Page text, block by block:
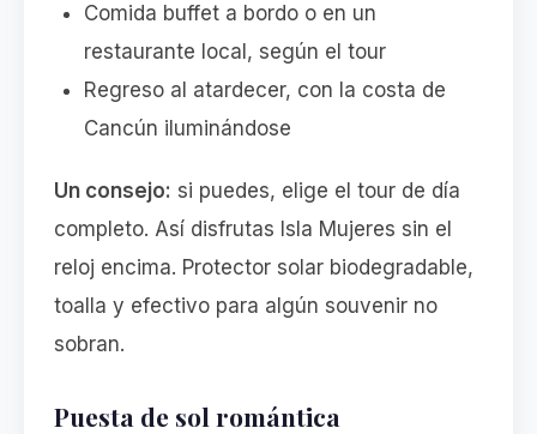
Comida buffet a bordo o en un
restaurante local, según el tour
Regreso al atardecer, con la costa de
Cancún iluminándose
Un consejo: si puedes, elige el tour de día
completo. Así disfrutas Isla Mujeres sin el
reloj encima. Protector solar biodegradable,
toalla y efectivo para algún souvenir no
sobran.
Puesta de sol romántica